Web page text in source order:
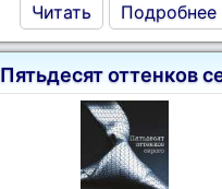
Читать Подробнее
Пятьдесят оттенков